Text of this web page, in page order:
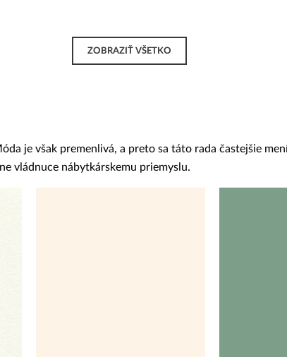
ZOBRAZIŤ VŠETKO
je však premenlivá, a preto sa táto rada častejšie
vládnuce nábytkárskemu priemyslu.